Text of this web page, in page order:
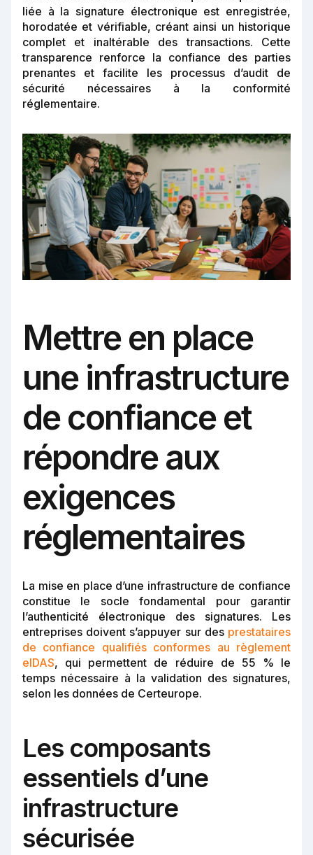
liée à la signature électronique est enregistrée,
horodatée et vérifiable, créant ainsi un historique
complet et inaltérable des transactions. Cette
transparence renforce la confiance des parties
prenantes et facilite les processus d’audit de
sécurité nécessaires à la conformité
réglementaire.
Mettre en place
une infrastructure
de confiance et
répondre aux
exigences
réglementaires
La mise en place d’une infrastructure de confiance
constitue le socle fondamental pour garantir
l’authenticité électronique des signatures. Les
entreprises doivent s’appuyer sur des prestataires
de confiance qualifiés conformes au règlement
eIDAS, qui permettent de réduire de 55 % le
temps nécessaire à la validation des signatures,
selon les données de Certeurope.
Les composants
essentiels d’une
infrastructure
sécurisée